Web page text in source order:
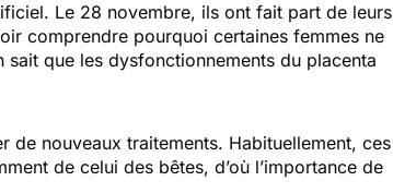
Le 28 novembre, ils ont fait part de leurs
comprendre pourquoi certaines femmes ne
que les dysfonctionnements du placenta
de nouveaux traitements. Habituellement, ces
de celui des bêtes, d’où l’importance de